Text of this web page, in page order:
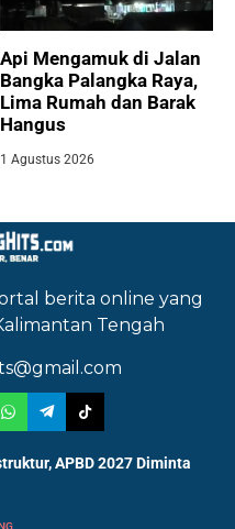
Api Mengamuk di Jalan
Bangka Palangka Raya,
Lima Rumah dan Barak
Hangus
1 Agustus 2026
berita online yang
Tengah
APBD 2027 Diminta